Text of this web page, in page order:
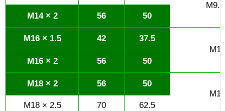
M14 × 2
56 50
M16 × 1.5 42
37.5
M16 × 2
56 50
M18 × 2 56
50
M18 × 2.5
70 62.5